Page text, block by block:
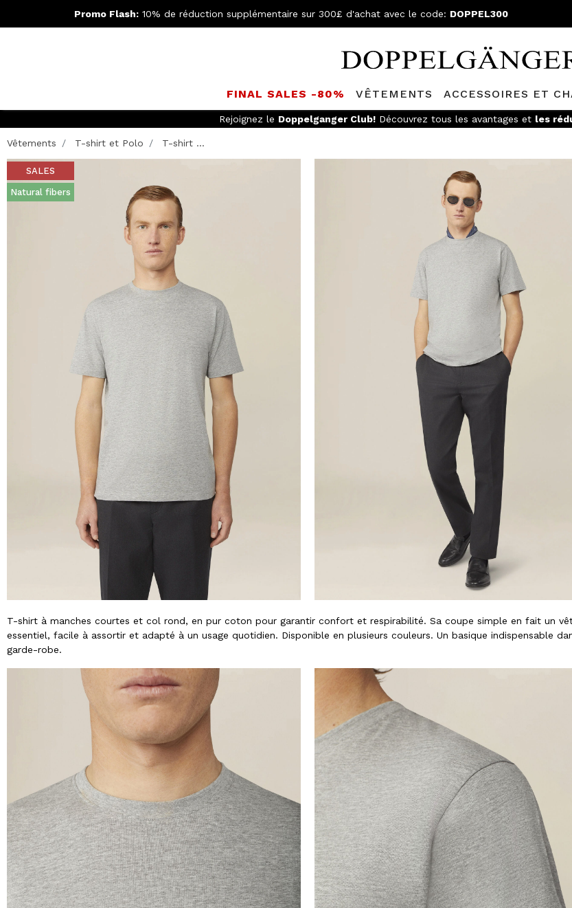
Promo Flash:10% de réduction supplémentaire sur 300£ d'achat avec le code: DOPPEL300
FINAL SALES -80% VÊTEMENTS ACCESSOIRES ET
Rejoignez le Doppelganger Club!Découvrez tous les avantages et les
Vêtements T-shirt et Polo T-shirt ...
SALES
Natural fibers
T-shirt à manches courtes et col rond, en pur coton pour garantir confort et respirabilité. Sa coupe simple en fait un
essentiel, facile à assortir et adapté à un usage quotidien. Disponible en plusieurs couleurs. Un basique indispensable
garde-robe.